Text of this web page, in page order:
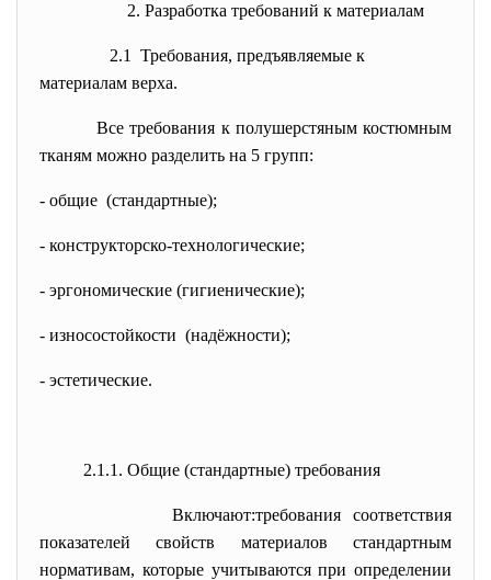
2. Разработка требований к материалам
2.1 Требования, предъявляемые к
материалам верха.
Все требования к полушерстяным костюмным
тканям можно разделить на 5 групп:
- общие (стандартные);
- конструкторско-технологические;
- эргономические (гигиенические);
- износостойкости (надёжности);
- эстетические.
2.1.1. Общие (стандартные) требования
Включают:требования соответствия
показателей свойств материалов стандартным
нормативам, которые учитываются при определении